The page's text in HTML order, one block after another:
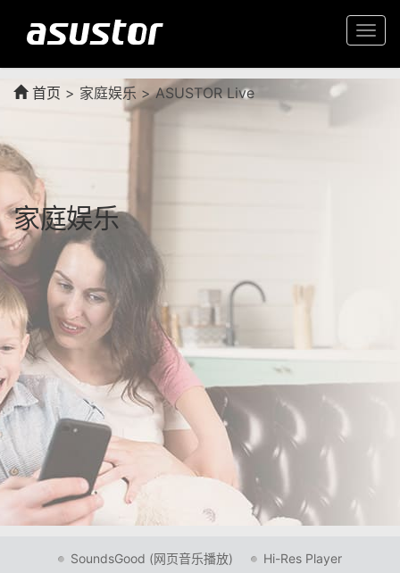
首页 > 家庭娱乐 > ASUSTOR Live
家庭娱乐
SoundsGood (网页音乐播放)
Hi-Res Player